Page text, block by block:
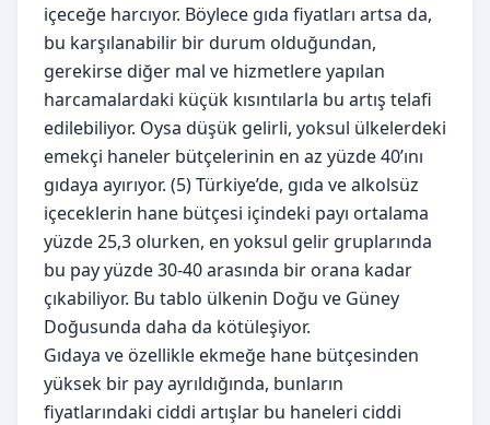
içeceğe harcıyor. Böylece gıda fiyatları artsa da,
bu karşılanabilir bir durum olduğundan,
gerekirse diğer mal ve hizmetlere yapılan
harcamalardaki küçük kısıntılarla bu artış telafi
edilebiliyor. Oysa düşük gelirli, yoksul ülkelerdeki
emekçi haneler bütçelerinin en az yüzde 40’ını
gıdaya ayırıyor. (5) Türkiye’de, gıda ve alkolsüz
içeceklerin hane bütçesi içindeki payı ortalama
yüzde 25,3 olurken, en yoksul gelir gruplarında
bu pay yüzde 30-40 arasında bir orana kadar
çıkabiliyor. Bu tablo ülkenin Doğu ve Güney
Doğusunda daha da kötüleşiyor.
Gıdaya ve özellikle ekmeğe hane bütçesinden
yüksek bir pay ayrıldığında, bunların
fiyatlarındaki ciddi artışlar bu haneleri ciddi